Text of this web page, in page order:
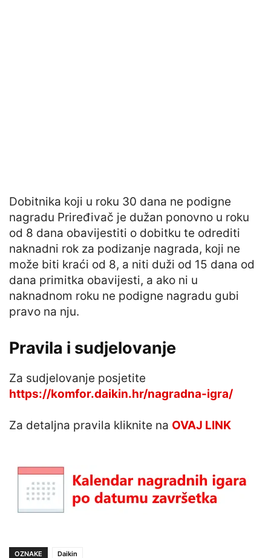
Dobitnika koji u roku 30 dana ne podigne
nagradu Priređivač je dužan ponovno u roku
od 8 dana obavijestiti o dobitku te odrediti
naknadni rok za podizanje nagrada, koji ne
može biti kraći od 8, a niti duži od 15 dana od
dana primitka obavijesti, a ako ni u
naknadnom roku ne podigne nagradu gubi
pravo na nju.
Pravila i sudjelovanje
Za sudjelovanje posjetite
https://komfor.daikin.hr/nagradna-igra/
Za detaljna pravila kliknite na OVAJ LINK
OZNAKE Daikin